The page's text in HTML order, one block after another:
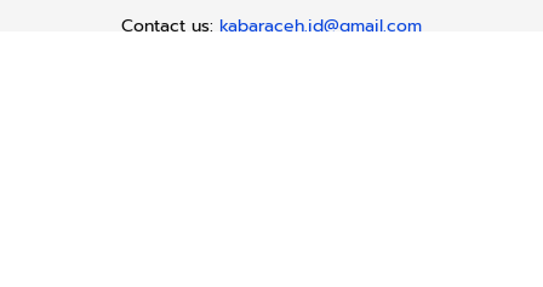
Contact us: kabaraceh.id@gmail.com